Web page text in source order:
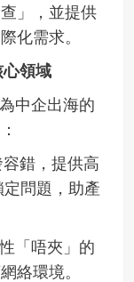
」，並提供
化需求。
領域
中企出海的
錯，提供高
問題，助產
「唔夾」的
絡環境。